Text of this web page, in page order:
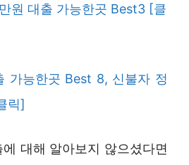
원 대출 가능한곳 Best3 [클
가능한곳 Best 8, 신불자 정
릭]
대해 알아보지 않으셨다면